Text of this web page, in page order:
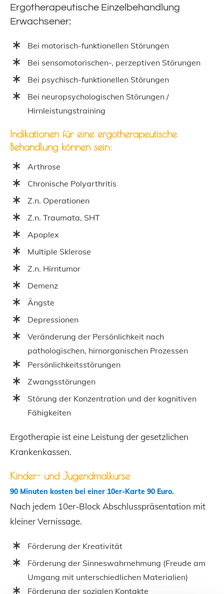
Ergotherapeutische Einzelbehandlung
Erwachsener:
Bei motorisch-funktionellen Störungen
Bei sensomotorischen-, perzeptiven Störungen
Bei psychisch-funktionellen Störungen
Bei neuropsychologischen Störungen /
Hirnleistungstraining
Indikationen für eine ergotherapeutische
Behandlung können sein:
Arthrose
Chronische Polyarthritis
Z.n. Operationen
Z.n. Traumata, SHT
Apoplex
Multiple Sklerose
Z.n. Hirntumor
Demenz
Ängste
Depressionen
Veränderung der Persönlichkeit nach
pathologischen, hirnorganischen Prozessen
Persönlichkeitsstörungen
Zwangsstörungen
Störung der Konzentration und der kognitiven
Fähigkeiten
Ergotherapie ist eine Leistung der gesetzlichen
Krankenkassen.
Kinder- und Jugendmalkurse
90 Minuten kosten bei einer 10er-Karte 90 Euro.
Nach jedem 10er-Block Abschlusspräsentation mit
kleiner Vernissage.
Förderung der Kreativität
Förderung der Sinneswahrnehmung (Freude am
Umgang mit unterschiedlichen Materialien)
Förderung der sozialen Kontakte